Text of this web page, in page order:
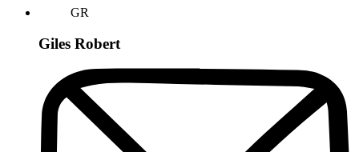
GR
Giles Robert